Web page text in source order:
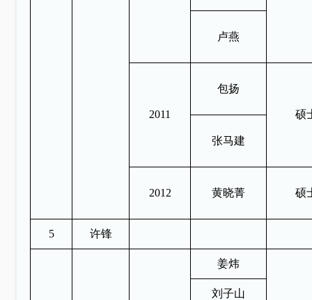
卢燕
2011
包扬
硕
张马建
2012 黄晓菁 硕
5 许锋
姜炜
刘子山